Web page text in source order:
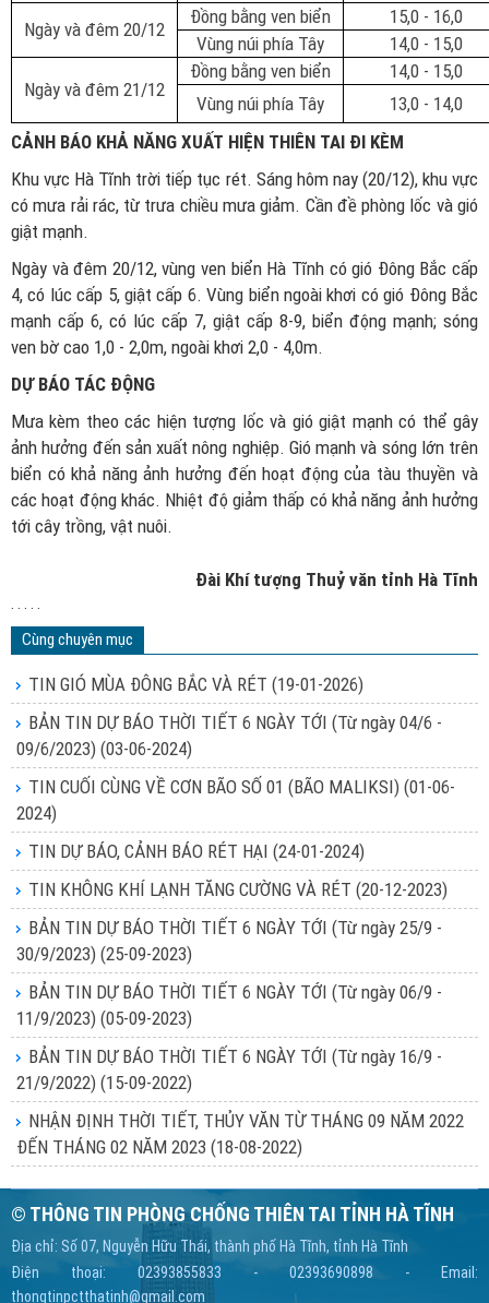
Ngày và đêm 20/12
Đồng bằng ven biển
15,0 - 16,0
Vùng núi phía Tây
14,0 - 15,0
Ngày và đêm 21/12
Đồng bằng ven biển
14,0 - 15,0
Vùng núi phía Tây
13,0 - 14,0
CẢNH BÁO KHẢ NĂNG XUẤT HIỆN THIÊN TAI ĐI KÈM
Khu vực Hà Tĩnh trời tiếp tục rét. Sáng hôm nay (20/12), khu vực
có mưa rải rác, từ trưa chiều mưa giảm. Cần đề phòng lốc và gió
giật mạnh.
Ngày và đêm 20/12, vùng ven biển Hà Tĩnh có gió Đông Bắc cấp
4, có lúc cấp 5, giật cấp 6. Vùng biển ngoài khơi có gió Đông Bắc
mạnh cấp 6, có lúc cấp 7, giật cấp 8-9, biển động mạnh; sóng
ven bờ cao 1,0 - 2,0m, ngoài khơi 2,0 - 4,0m.
DỰ BÁO TÁC ĐỘNG
Mưa kèm theo các hiện tượng lốc và gió giật mạnh có thể gây
ảnh hưởng đến sản xuất nông nghiệp. Gió mạnh và sóng lớn trên
biển có khả năng ảnh hưởng đến hoạt động của tàu thuyền và
các hoạt động khác. Nhiệt độ giảm thấp có khả năng ảnh hưởng
tới cây trồng, vật nuôi.
Đài Khí tượng Thuỷ văn tỉnh Hà Tĩnh
. . . . .
Cùng chuyên mục
TIN GIÓ MÙA ĐÔNG BẮC VÀ RÉT (19-01-2026)
BẢN TIN DỰ BÁO THỜI TIẾT 6 NGÀY TỚI (Từ ngày 04/6 -
09/6/2023) (03-06-2024)
TIN CUỐI CÙNG VỀ CƠN BÃO SỐ 01 (BÃO MALIKSI) (01-06-
2024)
TIN DỰ BÁO, CẢNH BÁO RÉT HẠI (24-01-2024)
TIN KHÔNG KHÍ LẠNH TĂNG CƯỜNG VÀ RÉT (20-12-2023)
BẢN TIN DỰ BÁO THỜI TIẾT 6 NGÀY TỚI (Từ ngày 25/9 -
30/9/2023) (25-09-2023)
BẢN TIN DỰ BÁO THỜI TIẾT 6 NGÀY TỚI (Từ ngày 06/9 -
11/9/2023) (05-09-2023)
BẢN TIN DỰ BÁO THỜI TIẾT 6 NGÀY TỚI (Từ ngày 16/9 -
21/9/2022) (15-09-2022)
NHẬN ĐỊNH THỜI TIẾT, THỦY VĂN TỪ THÁNG 09 NĂM 2022
ĐẾN THÁNG 02 NĂM 2023 (18-08-2022)
© THÔNG TIN PHÒNG CHỐNG THIÊN TAI TỈNH HÀ TĨNH
Địa chỉ: Số 07, Nguyễn Hữu Thái, thành phố Hà Tĩnh, tỉnh Hà Tĩnh
Điện thoại: 02393855833 - 02393690898 - Email:
thongtinpctthatinh@gmail.com